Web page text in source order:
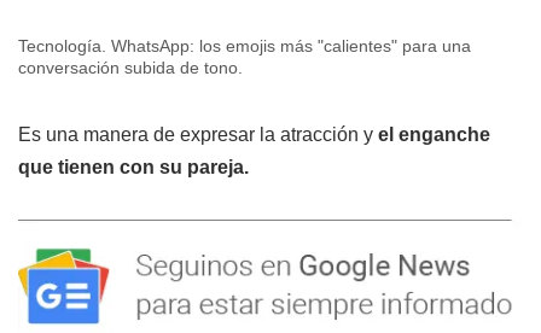
Tecnología. WhatsApp: los emojis más "calientes" para una
conversación subida de tono.
Es una manera de expresar la atracción y el enganche
que tienen con su pareja.